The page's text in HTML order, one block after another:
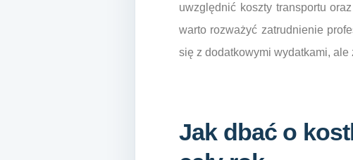
uwzględnić koszty transportu
warto rozważyć zatrudnienie
się z dodatkowymi wydatkami,
Jak dbać o